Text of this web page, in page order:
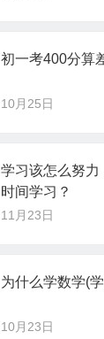
初一考400分算
10月25日
学习该怎么努
时间学习？
11月23日
为什么学数学(
10月23日